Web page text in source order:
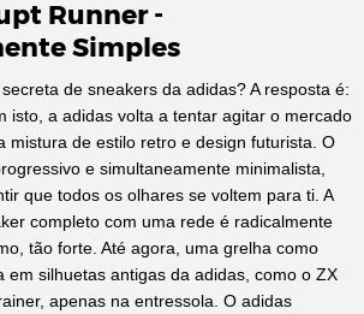
Runner -
Simples
de sneakers da adidas? A resposta é:
isto, a adidas volta a tentar agitar o mercado
mistura de estilo retro e design futurista. O
e simultaneamente minimalista,
que todos os olhares se voltem para ti. A
completo com uma rede é radicalmente
tão forte. Até agora, uma grelha como
em silhuetas antigas da adidas, como o ZX
apenas na entressola. O adidas